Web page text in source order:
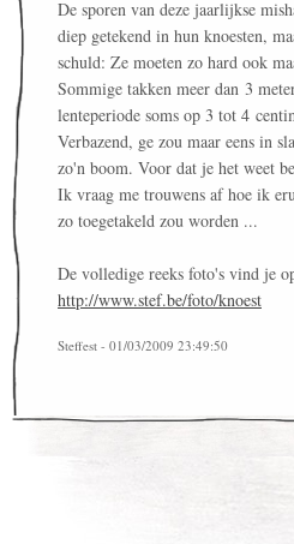
De sporen van deze jaarlijkse
diep getekend in hun knoesten,
schuld: Ze moeten zo hard ook
Sommige takken meer dan 3
lenteperiode soms op 3 tot 4
Verbazend, ge zou maar eens in
zo'n boom. Voor dat je het weet
Ik vraag me trouwens af hoe ik
zo toegetakeld zou worden ...
De volledige reeks foto's vind je
http://www.stef.be/foto/knoest
Steffest - 01/03/2009 23:49:50